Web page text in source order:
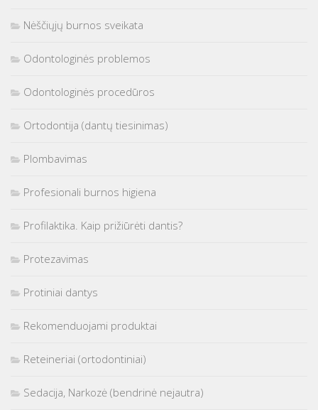
Nėščiųjų burnos sveikata
Odontologinės problemos
Odontologinės procedūros
Ortodontija (dantų tiesinimas)
Plombavimas
Profesionali burnos higiena
Profilaktika. Kaip prižiūrėti dantis?
Protezavimas
Protiniai dantys
Rekomenduojami produktai
Reteineriai (ortodontiniai)
Sedacija, Narkozė (bendrinė nejautra)